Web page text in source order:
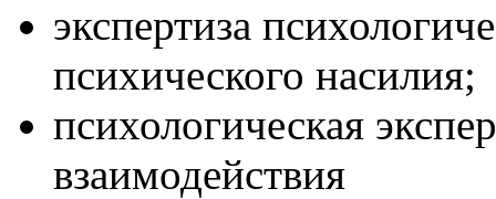
экспертиза
психического насилия;
психологическая
взаимодействия